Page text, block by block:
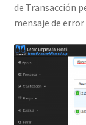
de Transacción
mensaje de error